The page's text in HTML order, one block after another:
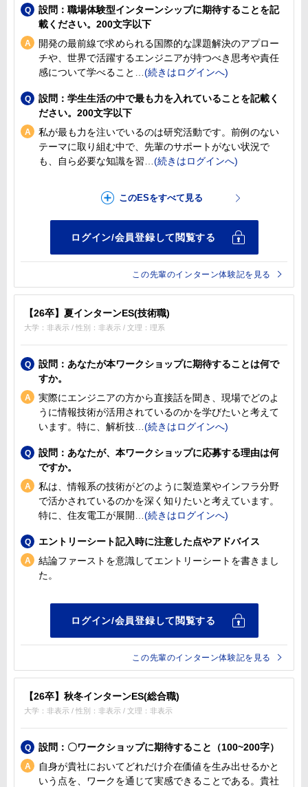
設問：職場体験型インターンシップに期待することを記
載ください。200文字以下
開発の最前線で求められる国際的な課題解決のアプロー
チや、世界で活躍するエンジニアが持つべき思考や責任
感について学べること
設問：学生生活の中で最も力を入れていることを記載く
ださい。200文字以下
私が最も力を注いでいるのは研究活動です。前例のない
テーマに取り組む中で、先輩のサポートがない状況で
も、自ら必要な知識を習
この先輩のインターン体験記を見る
【26卒】夏インターンES(技術職)
大学：非表示 / 性別：非表示 / 文理：理系
設問：あなたが本ワークショップに期待することは何で
すか。
実際にエンジニアの方から直接話を聞き、現場でどのよ
うに情報技術が活用されているのかを学びたいと考えて
います。特に、解析技
設問：あなたが、本ワークショップに応募する理由は何
ですか。
私は、情報系の技術がどのように製造業やインフラ分野
で活かされているのかを深く知りたいと考えています。
特に、住友電工が展開
エントリーシート記入時に注意した点やアドバイス
結論ファーストを意識してエントリーシートを書きまし
た。
この先輩のインターン体験記を見る
【26卒】秋冬インターンES(総合職)
大学：非表示 / 性別：非表示 / 文理：非表示
設問：〇ワークショップに期待すること（100~200字）
自身が貴社においてどれだけ介在価値を生み出せるかと
いう点を、ワークを通じて実感できることである。貴社